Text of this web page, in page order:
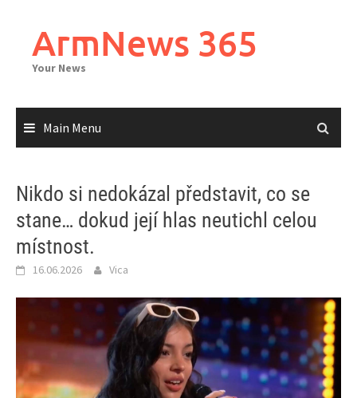
contentArmNews 365
Your News
Main Menu
Nikdo si nedokázal představit, co se
stane… dokud její hlas neutichl celou
místnost.
16.06.2026 Vica